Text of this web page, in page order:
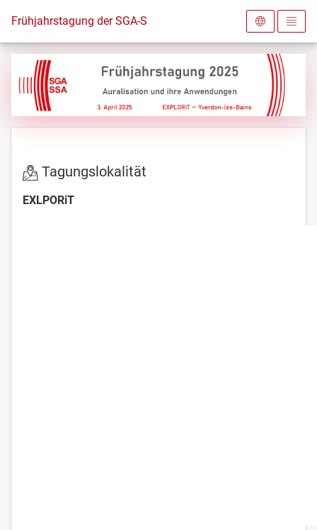
Zur Startseite
Frühjahrstagung der SGA-SSA 2025
Tagungslokalität
EXLPORiT